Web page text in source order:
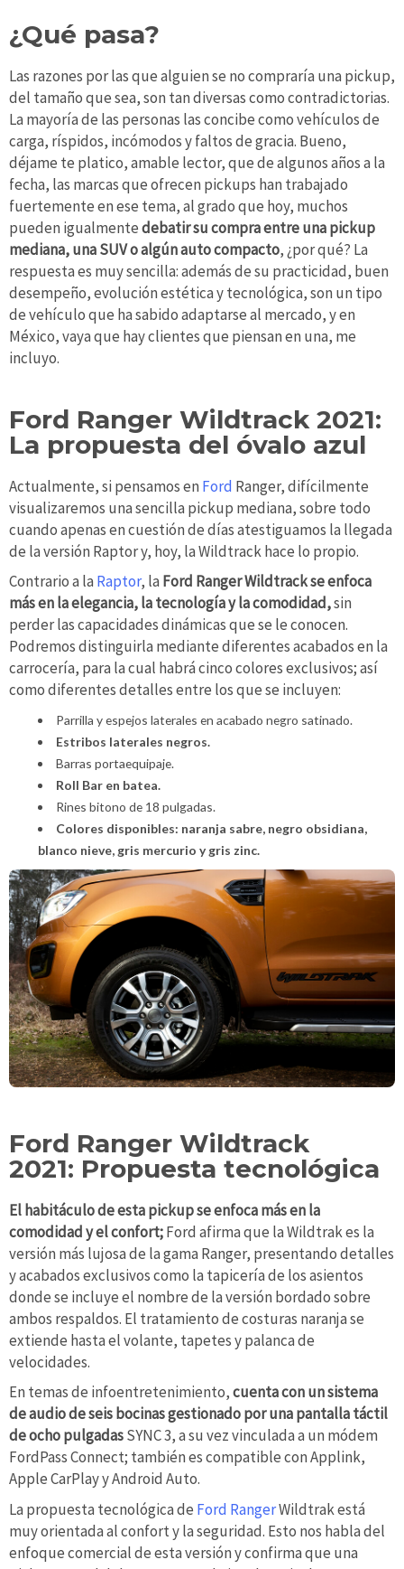
¿Qué pasa?
Las razones por las que alguien se no compraría una pickup,
del tamaño que sea, son tan diversas como contradictorias.
La mayoría de las personas las concibe como vehículos de
carga, ríspidos, incómodos y faltos de gracia. Bueno,
déjame te platico, amable lector, que de algunos años a la
fecha, las marcas que ofrecen pickups han trabajado
fuertemente en ese tema, al grado que hoy, muchos
pueden igualmentedebatir su compra entre una pickup
mediana, una SUV o algún auto compacto, ¿por qué? La
respuesta es muy sencilla: además de su practicidad, buen
desempeño, evolución estética y tecnológica, son un tipo
de vehículo que ha sabido adaptarse al mercado, y en
México, vaya que hay clientes que piensan en una, me
incluyo.
Ford Ranger Wildtrack 2021:
La propuesta del óvalo azul
Actualmente, si pensamos en Ford Ranger, difícilmente
visualizaremos una sencilla pickup mediana, sobre todo
cuando apenas en cuestión de días atestiguamos la llegada
de la versión Raptor y, hoy, la Wildtrack hace lo propio.
Contrario a la Raptor, la Ford Ranger Wildtrack se enfoca
más en la elegancia, la tecnología y la comodidad,sin
perder las capacidades dinámicasque se le conocen.
Podremos distinguirla mediante diferentes acabados en la
carrocería, para la cual habrá cinco colores exclusivos; así
como diferentes detalles entre los que se incluyen:
Parrilla y espejos laterales en acabado negro satinado.
Estribos laterales negros.
Barras portaequipaje.
Roll Bar en batea.
Rines bitono de 18 pulgadas.
Colores disponibles: naranja sabre, negro obsidiana,
blanco nieve, gris mercurio y gris zinc.
Ford Ranger Wildtrack
2021: Propuesta tecnológica
El habitáculo de esta pickup se enfoca más en la
comodidad y el confort;Ford afirma que la Wildtrak es la
versión más lujosa de la gama Ranger, presentando detalles
y acabados exclusivos como la tapicería de los asientos
donde se incluye el nombre de la versión bordado sobre
ambos respaldos. El tratamiento de costuras naranja se
extiende hasta el volante, tapetes y palanca de
velocidades.
En temas de infoentretenimiento,cuenta con un sistema
de audio de seis bocinas gestionado por una pantalla táctil
de ocho pulgadasSYNC 3, a su vez vinculada a un módem
FordPass Connect; también es compatible con Applink,
Apple CarPlay y Android Auto.
La propuesta tecnológica de Ford RangerWildtrak está
muy orientada al confort y la seguridad. Esto nos habla del
enfoque comercial de esta versión y confirma que una